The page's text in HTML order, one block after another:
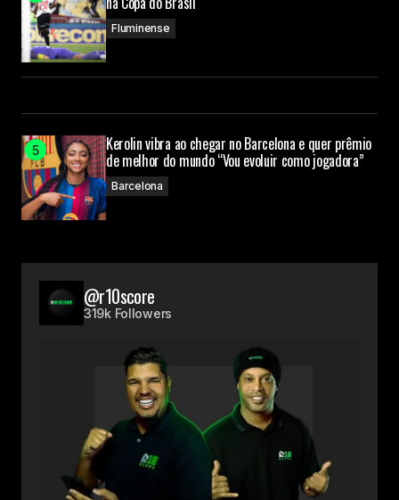
Fluminense
Kerolin vibra ao chegar no Barcelona e quer prêmio
de melhor do mundo “Vou evoluir como jogadora”
Barcelona
@r10score
319k Followers